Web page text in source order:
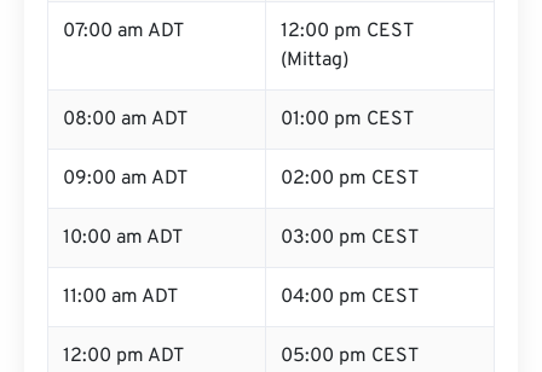
07:00 am ADT
12:00 pm CEST
(Mittag)
08:00 am ADT 01:00 pm CEST
09:00 am ADT 02:00 pm CEST
10:00 am ADT 03:00 pm CEST
11:00 am ADT 04:00 pm CEST
12:00 pm ADT
05:00 pm CEST